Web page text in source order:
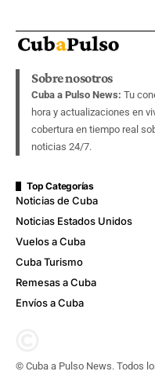
Sobre nosotros
Cuba a Pulso News: Tu
hora y actualizaciones en
cobertura en tiempo real
noticias 24/7.
Top Categorías
Noticias de Cuba
Noticias Estados Unidos
Vuelos a Cuba
Cuba Turismo
Remesas a Cuba
Envíos a Cuba
© Cuba a Pulso News. Todos